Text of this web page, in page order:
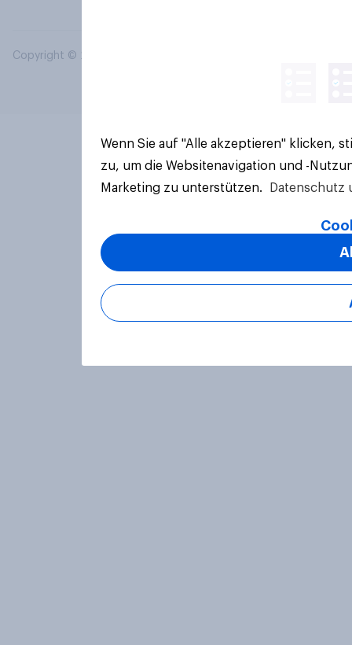
Copyright © 2026 YouGov PLC. Alle Rechte vorbehalten.
Wenn Sie auf "Alle akzeptieren" klicken,
zu, um die Websitenavigation und -
Marketing zu unterstützen.
Datenschutz